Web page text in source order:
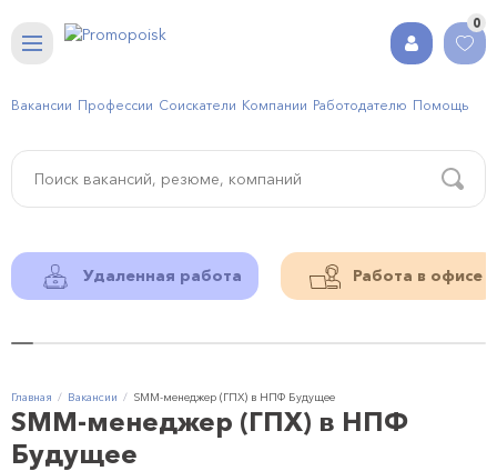
0
Вакансии Профессии Соискатели Компании Работодателю Помощь
Удаленная работа Работа в офисе
Главная Вакансии SMM-менеджер (ГПХ) в НПФ Будущее
SMM-менеджер (ГПХ) в НПФ
Будущее